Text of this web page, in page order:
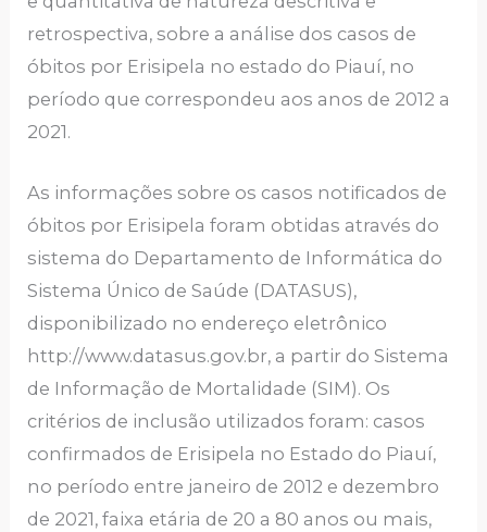
retrospectiva, sobre a análise dos casos de
óbitos por Erisipela no estado do Piauí, no
período que correspondeu aos anos de 2012 a
2021.
As informações sobre os casos notificados de
óbitos por Erisipela foram obtidas através do
sistema do Departamento de Informática do
Sistema Único de Saúde (DATASUS),
disponibilizado no endereço eletrônico
http://www.datasus.gov.br, a partir do Sistema
de Informação de Mortalidade (SIM). Os
critérios de inclusão utilizados foram: casos
confirmados de Erisipela no Estado do Piauí,
no período entre janeiro de 2012 e dezembro
de 2021, faixa etária de 20 a 80 anos ou mais,